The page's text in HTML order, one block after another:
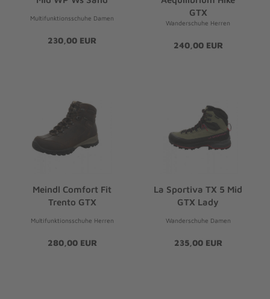
Multifunktionsschuhe Damen
230,00 EUR
GTX
Wanderschuhe Herren
240,00 EUR
Meindl Comfort Fit
Trento GTX
Multifunktionsschuhe Herren
280,00 EUR
La Sportiva TX 5 Mid
GTX Lady
Wanderschuhe Damen
235,00 EUR